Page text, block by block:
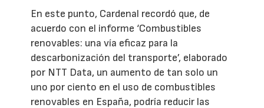
En este punto, Cardenal recordó que, de
acuerdo con el informe ‘Combustibles
renovables: una vía eficaz para la
descarbonización del transporte’, elaborado
por NTT Data, un aumento de tan solo un
uno por ciento en el uso de combustibles
renovables en España, podría reducir las